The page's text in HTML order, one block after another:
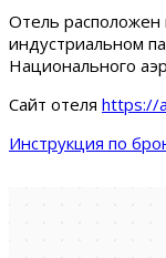
Отель расположен
индустриальном
Национального
Сайт отеля https://
Инструкция по